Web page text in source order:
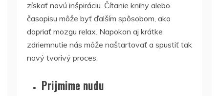
získať novú inšpiráciu. Čítanie knihy alebo
časopisu môže byť ďalším spôsobom, ako
dopriať mozgu relax. Napokon aj krátke
zdriemnutie nás môže naštartovať a spustiť tak
nový tvorivý proces.
Prijmime nudu